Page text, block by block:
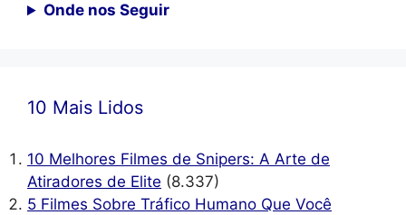
Onde nos Seguir
10 Mais Lidos
10 Melhores Filmes de Snipers: A Arte de
Atiradores de Elite (8.337)
5 Filmes Sobre Tráfico Humano Que Você